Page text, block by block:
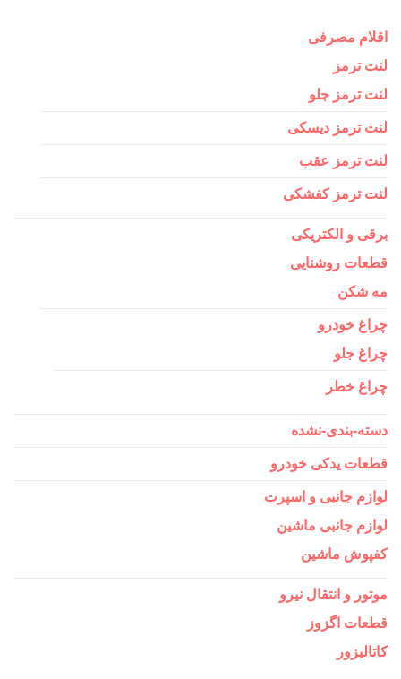
اقلام مصرفی
لنت ترمز
لنت ترمز جلو
لنت ترمز دیسکی
لنت ترمز عقب
لنت ترمز کفشکی
برقی و الکتریکی
قطعات روشنایی
مه شکن
چراغ خودرو
چراغ جلو
چراغ خطر
دسته-بندی-نشده
قطعات یدکی خودرو
لوازم جانبی و اسپرت
لوازم جانبی ماشین
کفپوش ماشین
موتور و انتقال نیرو
قطعات اگزوز
کاتالیزور